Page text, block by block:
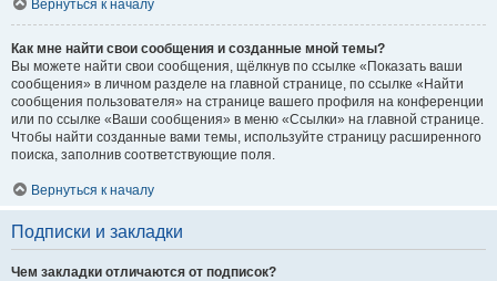
Вернуться к началу
Как мне найти свои сообщения и созданные мной темы?
Вы можете найти свои сообщения, щёлкнув по ссылке «Показать ваши
сообщения» в личном разделе на главной странице, по ссылке «Найти
сообщения пользователя» на странице вашего профиля на конференции
или по ссылке «Ваши сообщения» в меню «Ссылки» на главной странице.
Чтобы найти созданные вами темы, используйте страницу расширенного
поиска, заполнив соответствующие поля.
Вернуться к началу
Подписки и закладки
Чем закладки отличаются от подписок?